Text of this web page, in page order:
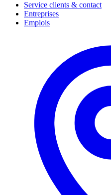
Service clients & contact
Entreprises
Emplois